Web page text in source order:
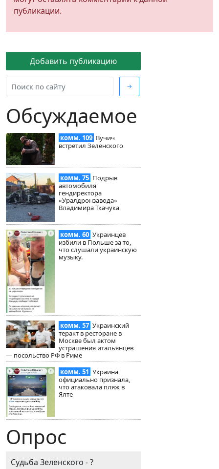
Добавить публикацию
→
Обсуждаемое
комм. 109 Вучич
встретил Зеленского
комм. 75 Подрыв
автомобиля
гендиректора
«Уралдронзавода»
Владимира Ткачука
комм. 60 Украинцев
избили в Польше за то,
что слушали украинскую
музыку.
комм. 57 Украинский
теракт в ресторане в
Москве был актом
устрашения итальянцев
— посольство РФ в Риме
комм. 51 Украина
официально признала,
что атаковала пляж в
Ялте
Опрос
Судьба Зеленского - ?
публикации.